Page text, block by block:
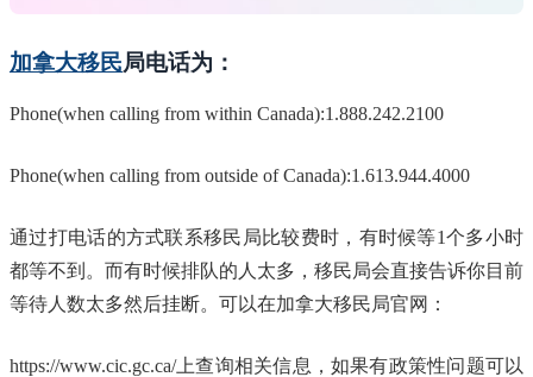
加拿大移民局电话为：
Phone(when calling from within Canada):1.888.242.2100
Phone(when calling from outside of Canada):1.613.944.4000
通过打电话的方式联系移民局比较费时，有时候等1个多小时
都等不到。而有时候排队的人太多，移民局会直接告诉你目前
等待人数太多然后挂断。可以在加拿大移民局官网：
https://www.cic.gc.ca/上查询相关信息，如果有政策性问题可以